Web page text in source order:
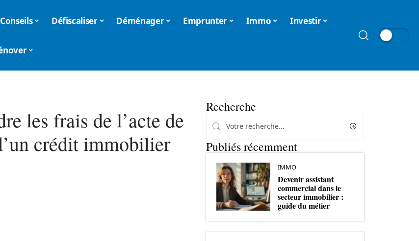
Conseils Défiscaliser Déménager Emprunter Immo Investir
les frais de l’acte de
crédit immobilier
Recherche
Publiés récemment
IMMO
Devenir assistant
commercial dans le
secteur immobilier :
guide du métier